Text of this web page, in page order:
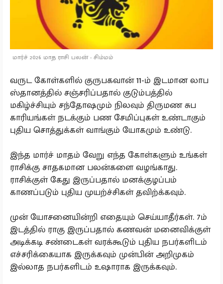
மார்ச் 2026 மாத ராசி பலன் - சிம்மம்
வருட கோள்களில் குருபகவான் 11-ம் இடமான லாப
ஸ்தானத்தில் சஞ்சரிப்பதால் குடும்பத்தில்
மகிழ்ச்சியும் சந்தோஷமும் நிலவும் திருமண சுப
காரியங்கள் நடக்கும் பண சேமிப்புகள் உண்டாகும்
புதிய சொத்துக்கள் வாங்கும் யோகமும் உண்டு.
இந்த மார்ச் மாதம் வேறு எந்த கோள்களும் உங்கள்
ராசிக்கு சாதகமான பலன்களை வழங்காது.
ராசிக்குள் கேது இருப்பதால் மனக்குழப்பம்
காணப்படும் புதிய முயற்ச்சிகள் தவிற்க்கவும்.
முன் யோசனையின்றி எதையும் செய்யாதீர்கள். 7ம்
இடத்தில் ராகு இருப்பதால் கணவன் மனைவிக்குள்
அடிக்கடி சண்டைகள் வரக்கூடும் புதிய நபர்களிடம்
எச்சரிக்கையாக இருக்கவும் முன்பின் அறிமுகம்
இல்லாத நபர்களிடம் உஷாராக இருக்கவும்.